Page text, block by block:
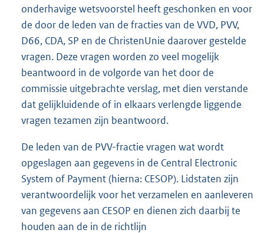
onderhavige wetsvoorstel heeft geschonken en voor
de door de leden van de fracties van de VVD, PVV,
D66, CDA, SP en de ChristenUnie daarover gestelde
vragen. Deze vragen worden zo veel mogelijk
beantwoord in de volgorde van het door de
commissie uitgebrachte verslag, met dien verstande
dat gelijkluidende of in elkaars verlengde liggende
vragen tezamen zijn beantwoord.
De leden van de PVV-fractie vragen wat wordt
opgeslagen aan gegevens in de Central Electronic
System of Payment (hierna: CESOP). Lidstaten zijn
verantwoordelijk voor het verzamelen en aanleveren
van gegevens aan CESOP en dienen zich daarbij te
houden aan de in de richtlijn